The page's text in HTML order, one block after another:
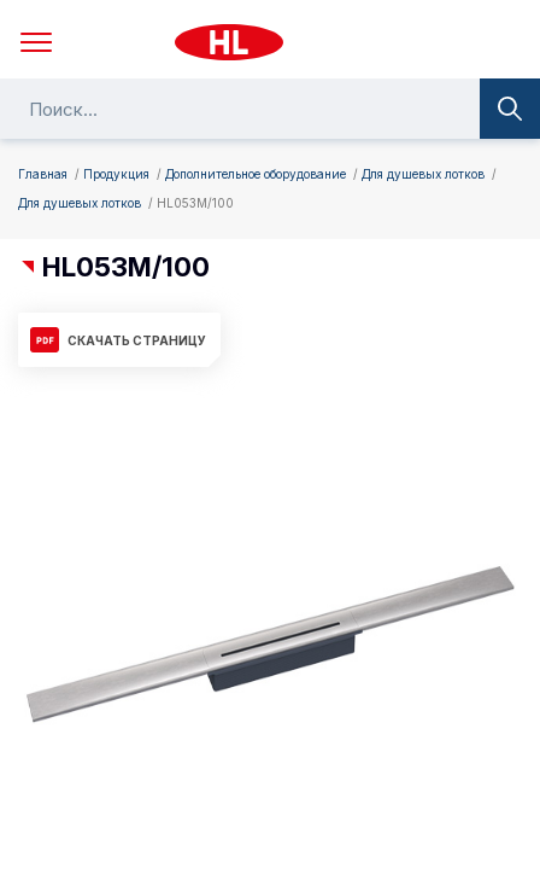
Главная Продукция Дополнительное оборудование
Для душевых лотков
Для душевых лотков
HL053M/100
HL053M/100
СКАЧАТЬ СТРАНИЦУ